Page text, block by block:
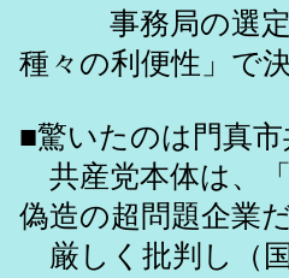
事務局の選定は
種々の利便性」で
■驚いたのは門真
共産党本体は、
偽造の超問題企業
厳しく批判し（